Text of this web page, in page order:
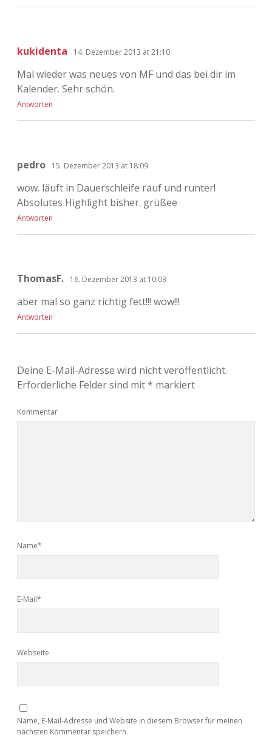
kukidenta 14. Dezember 2013 at 21:10
Mal wieder was neues von MF und das bei dir im
Kalender. Sehr schön.
Antworten
pedro 15. Dezember 2013 at 18:09
wow. läuft in Dauerschleife rauf und runter!
Absolutes Highlight bisher. grüßee
Antworten
ThomasF. 16. Dezember 2013 at 10:03
aber mal so ganz richtig fett!!! wow!!!
Antworten
Deine E-Mail-Adresse wird nicht veröffentlicht.
Erforderliche Felder sind mit* markiert
Kommentar
Name*
E-Mail*
Webseite
Name, E-Mail-Adresse und Website in diesem Browser für meinen
nächsten Kommentar speichern.